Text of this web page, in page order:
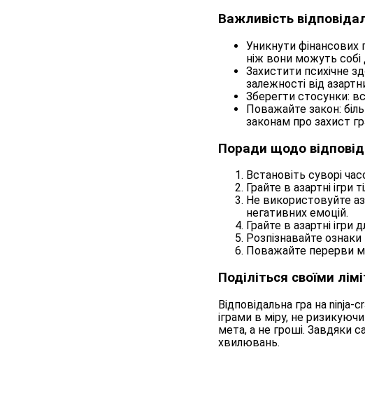
Важливість
Уникнути фінансових
ніж вони можуть собі
Захистити психічне
залежності від
Зберегти стосунки:
Поважайте закон:
законам про захист
Поради щодо
Встановіть суворі
Грайте в азартні ігри
Не використовуйте
негативних емоцій.
Грайте в азартні ігри
Розпізнавайте
Поважайте перерви
Поділіться своїми
Відповідальна гра на
іграми в міру, не
мета, а не гроші. Завдяки
хвилювань.